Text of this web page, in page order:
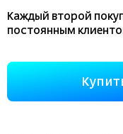
Каждый второй
постоянным